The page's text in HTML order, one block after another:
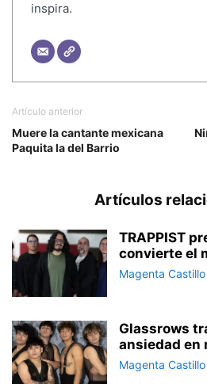
inspira.
Artículo anterior
Muere la cantante mexicana
Paquita la del Barrio
Artículos
TRAPPIST
convierte el
Magenta Castillo
Glassrows
ansiedad en
Magenta Castillo